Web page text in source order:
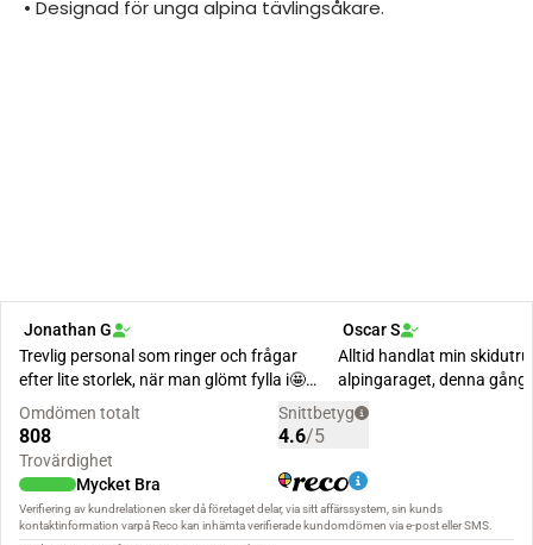
• Designad för unga alpina tävlingsåkare.